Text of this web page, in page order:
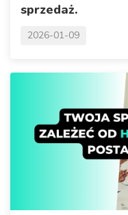
sprzedaż.
2026-01-09